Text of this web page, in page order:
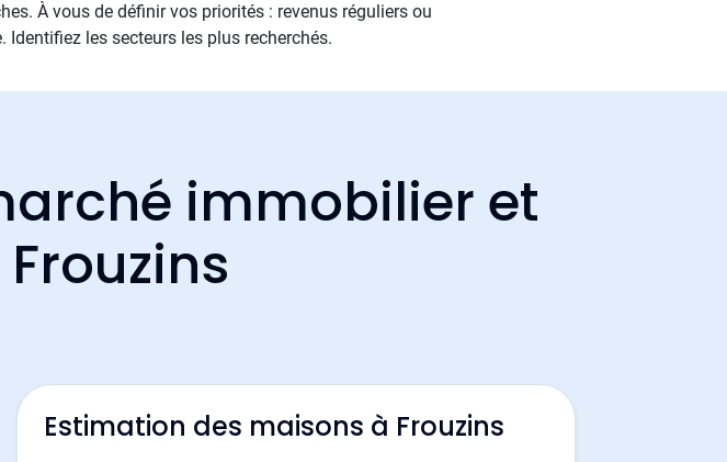
À vous de définir vos priorités : revenus réguliers ou
les secteurs les plus recherchés.
immobilier et
Estimation des maisons à Frouzins